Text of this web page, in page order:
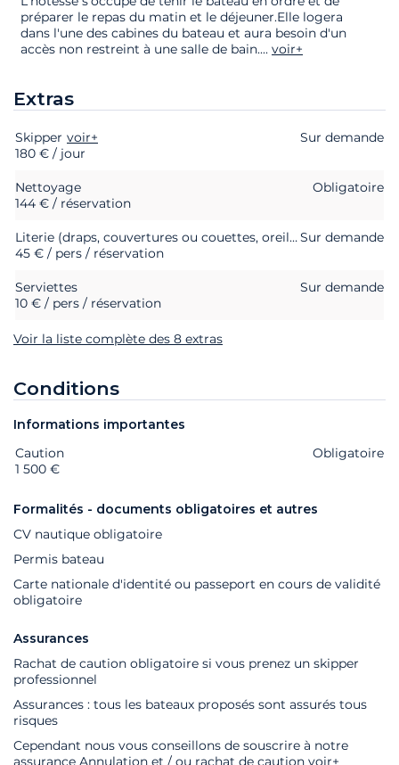
préparer le repas du matin et le déjeuner.Elle logera
dans l'une des cabines du bateau et aura besoin d'un
accès non restreint à une salle de bain.... voir+
Extras
Extras Statut
Skipper voir+
Sur demande
180 € / jour
Nettoyage
Obligatoire
144 € / réservation
Literie (draps, couvertures ou couettes, oreillers et taies d'oreillers)Sur demande
45 € / pers / réservation
Serviettes
Sur demande
10 € / pers / réservation
Voir la liste complète des 8 extras
Conditions
Informations importantes
Extras Statut
Caution
Obligatoire
1 500 €
Formalités - documents obligatoires et autres
CV nautique obligatoire
Permis bateau
Carte nationale d'identité ou passeport en cours de validité
obligatoire
Assurances
Rachat de caution obligatoire si vous prenez un skipper
professionnel
Assurances : tous les bateaux proposés sont assurés tous
risques
Cependant nous vous conseillons de souscrire à notre
assurance Annulation et / ou rachat de caution voir+